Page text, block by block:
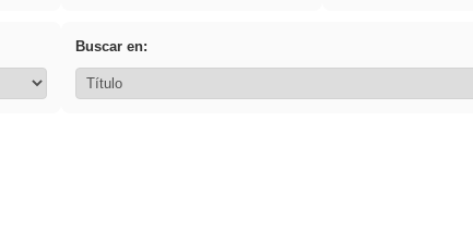
Buscar en: